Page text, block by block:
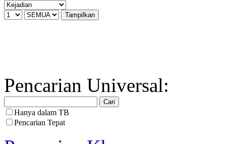
Pencarian Universal:
Hanya dalam TB
Pencarian Tepat